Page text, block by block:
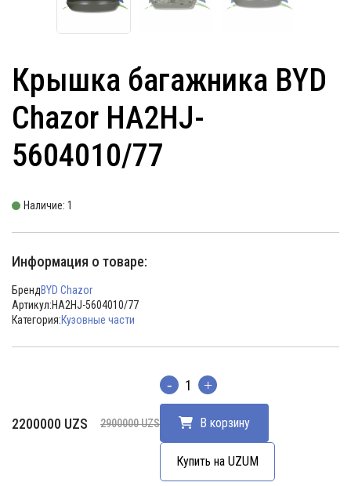
Крышка багажника BYD
Chazor HA2HJ-
5604010/77
Наличие: 1
Информация о товаре:
БрендBYD Chazor
Артикул:HA2HJ-5604010/77
Категория:Кузовные части
2900000UZS
Первоначальная
2200000 UZS
Текущая
Количество
В корзину
Купить на UZUM